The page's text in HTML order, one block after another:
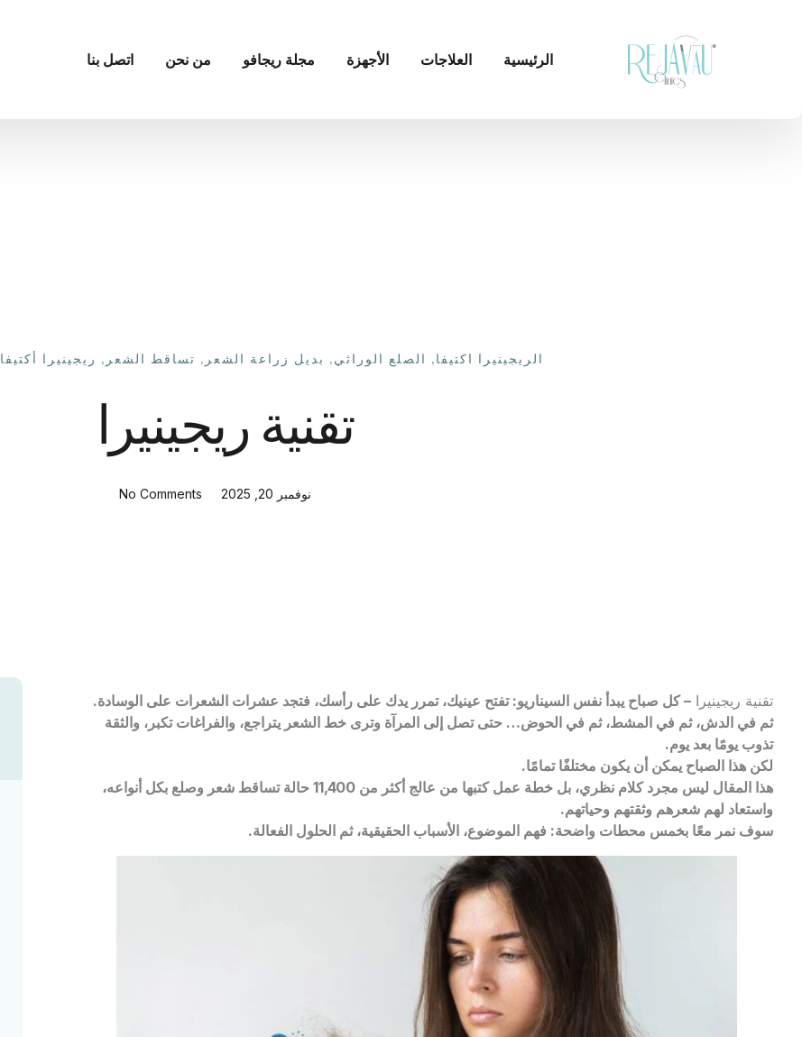
الرئيسية العلاجات الأجهزة مجلة ريجافو من نحن اتصل بنا
الريجينيرا اكتيفا, الصلع الوراثي, بديل زراعة الشعر , تساقط الشعر , ريجينيرا أكتيفا
تقنية ريجينيرا
نوفمبر 20, 2025 No Comments
تقنية ريجينيرا – كل صباح يبدأ نفس السيناريو: تفتح عينيك، تمرر يدك على رأسك، فتجد عشرات الشعرات على الوسادة.
ثم في الدش، ثم في المشط، ثم في الحوض… حتى تصل إلى المرآة وترى خط الشعر يتراجع، والفراغات تكبر، والثقة
تذوب يومًا بعد يوم.
لكن هذا الصباح يمكن أن يكون مختلفًا تمامًا.
هذا المقال ليس مجرد كلام نظري، بل خطة عمل كتبها من عالج أكثر من 11,400 حالة تساقط شعر وصلع بكل أنواعه،
واستعاد لهم شعرهم وثقتهم وحياتهم.
سوف نمر معًا بخمس محطات واضحة: فهم الموضوع، الأسباب الحقيقية، ثم الحلول الفعالة.